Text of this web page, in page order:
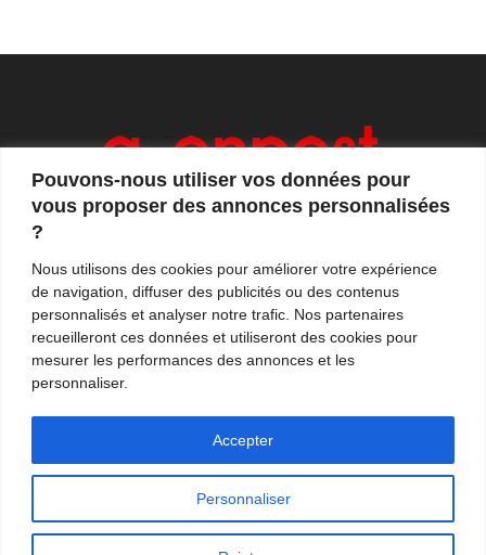
Pouvons-nous utiliser vos données pour
vous proposer des annonces personnalisées
?
Nous utilisons des cookies pour améliorer votre expérience
de navigation, diffuser des publicités ou des contenus
personnalisés et analyser notre trafic. Nos partenaires
recueilleront ces données et utiliseront des cookies pour
mesurer les performances des annonces et les
personnaliser.
Personnaliser
Accepter
et de tendances. Notre équipe de journalistes vous
propose quotidiennement de suivre l'actualité en
France et à l'international.
Contactez-nous:contact@axonpost.com
Mentions légales Nos auteurs Contacter Axonpost